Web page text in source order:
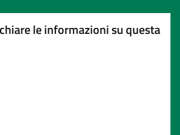
le informazioni su questa